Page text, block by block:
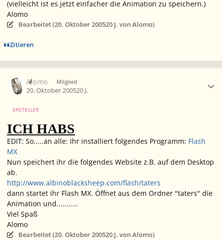
(vielleicht ist es jetzt einfacher die Animation zu speichern.)
Alomo
Bearbeitet (20. Oktober 200520 J. von Alomo)
Zitieren
Alomo Mitglied
20. Oktober 200520 J.
ERSTELLER
ICH HABS
EDIT: So.....an alle: Ihr installiert folgendes Programm: Flash
MX
Nun speichert ihr die folgendes Website z.B. auf dem Desktop
ab.
http://www.albinoblacksheep.com/flash/taters
dann startet ihr Flash MX. Öffnet aus dem Ordner "taters" die
Animation und...........
Viel Spaß
Alomo
Bearbeitet (20. Oktober 200520 J. von Alomo)